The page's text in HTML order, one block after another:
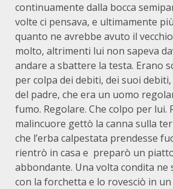
continuamente dalla bocca
volte ci pensava, e ultimamente
quanto ne avrebbe avuto il
molto, altrimenti lui non sapeva
andare a sbattere la testa. Erano
per colpa dei debiti, dei suoi
del padre, che era un uomo
fumo. Regolare. Che colpo per lui.
malincuore gettò la canna sulla
che l’erba calpestata prendesse
rientrò in casa e preparò un
abbondante. Una volta condita
con la forchetta e lo rovesciò in